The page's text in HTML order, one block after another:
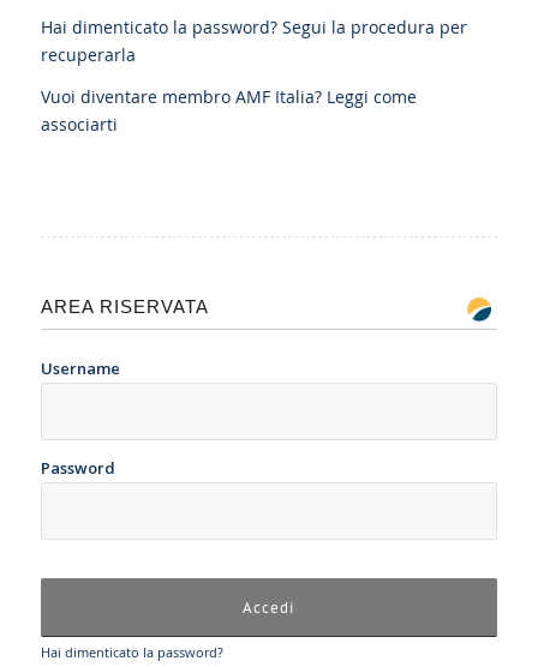
Hai dimenticato la password? Segui la procedura per
recuperarla
Vuoi diventare membro AMF Italia? Leggi come
associarti
AREA RISERVATA
Username
Password
Hai dimenticato la password?